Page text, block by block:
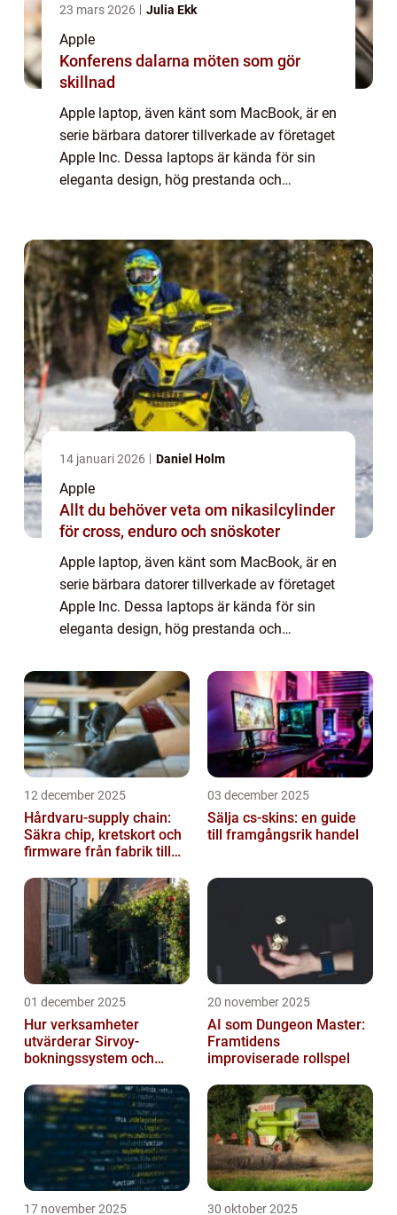
23 mars 2026 Julia Ekk
Apple
Konferens dalarna möten som gör
skillnad
Apple laptop, även känt som MacBook, är en
serie bärbara datorer tillverkade av företaget
Apple Inc. Dessa laptops är kända för sin
eleganta design, hög prestanda och
14 januari 2026 Daniel Holm
Apple
Allt du behöver veta om nikasilcylinder
för cross, enduro och snöskoter
Apple laptop, även känt som MacBook, är en
serie bärbara datorer tillverkade av företaget
Apple Inc. Dessa laptops är kända för sin
eleganta design, hög prestanda och
artikel kommer vi att ta en närmare titt på...
12 december 2025
Hårdvaru-supply chain:
Säkra chip, kretskort och
firmware från fabrik till
03 december 2025
Sälja cs-skins: en guide
till framgångsrik handel
01 december 2025
Hur verksamheter
utvärderar Sirvoy-
bokningssystem och
20 november 2025
AI som Dungeon Master:
Framtidens
improviserade rollspel
17 november 2025 30 oktober 2025